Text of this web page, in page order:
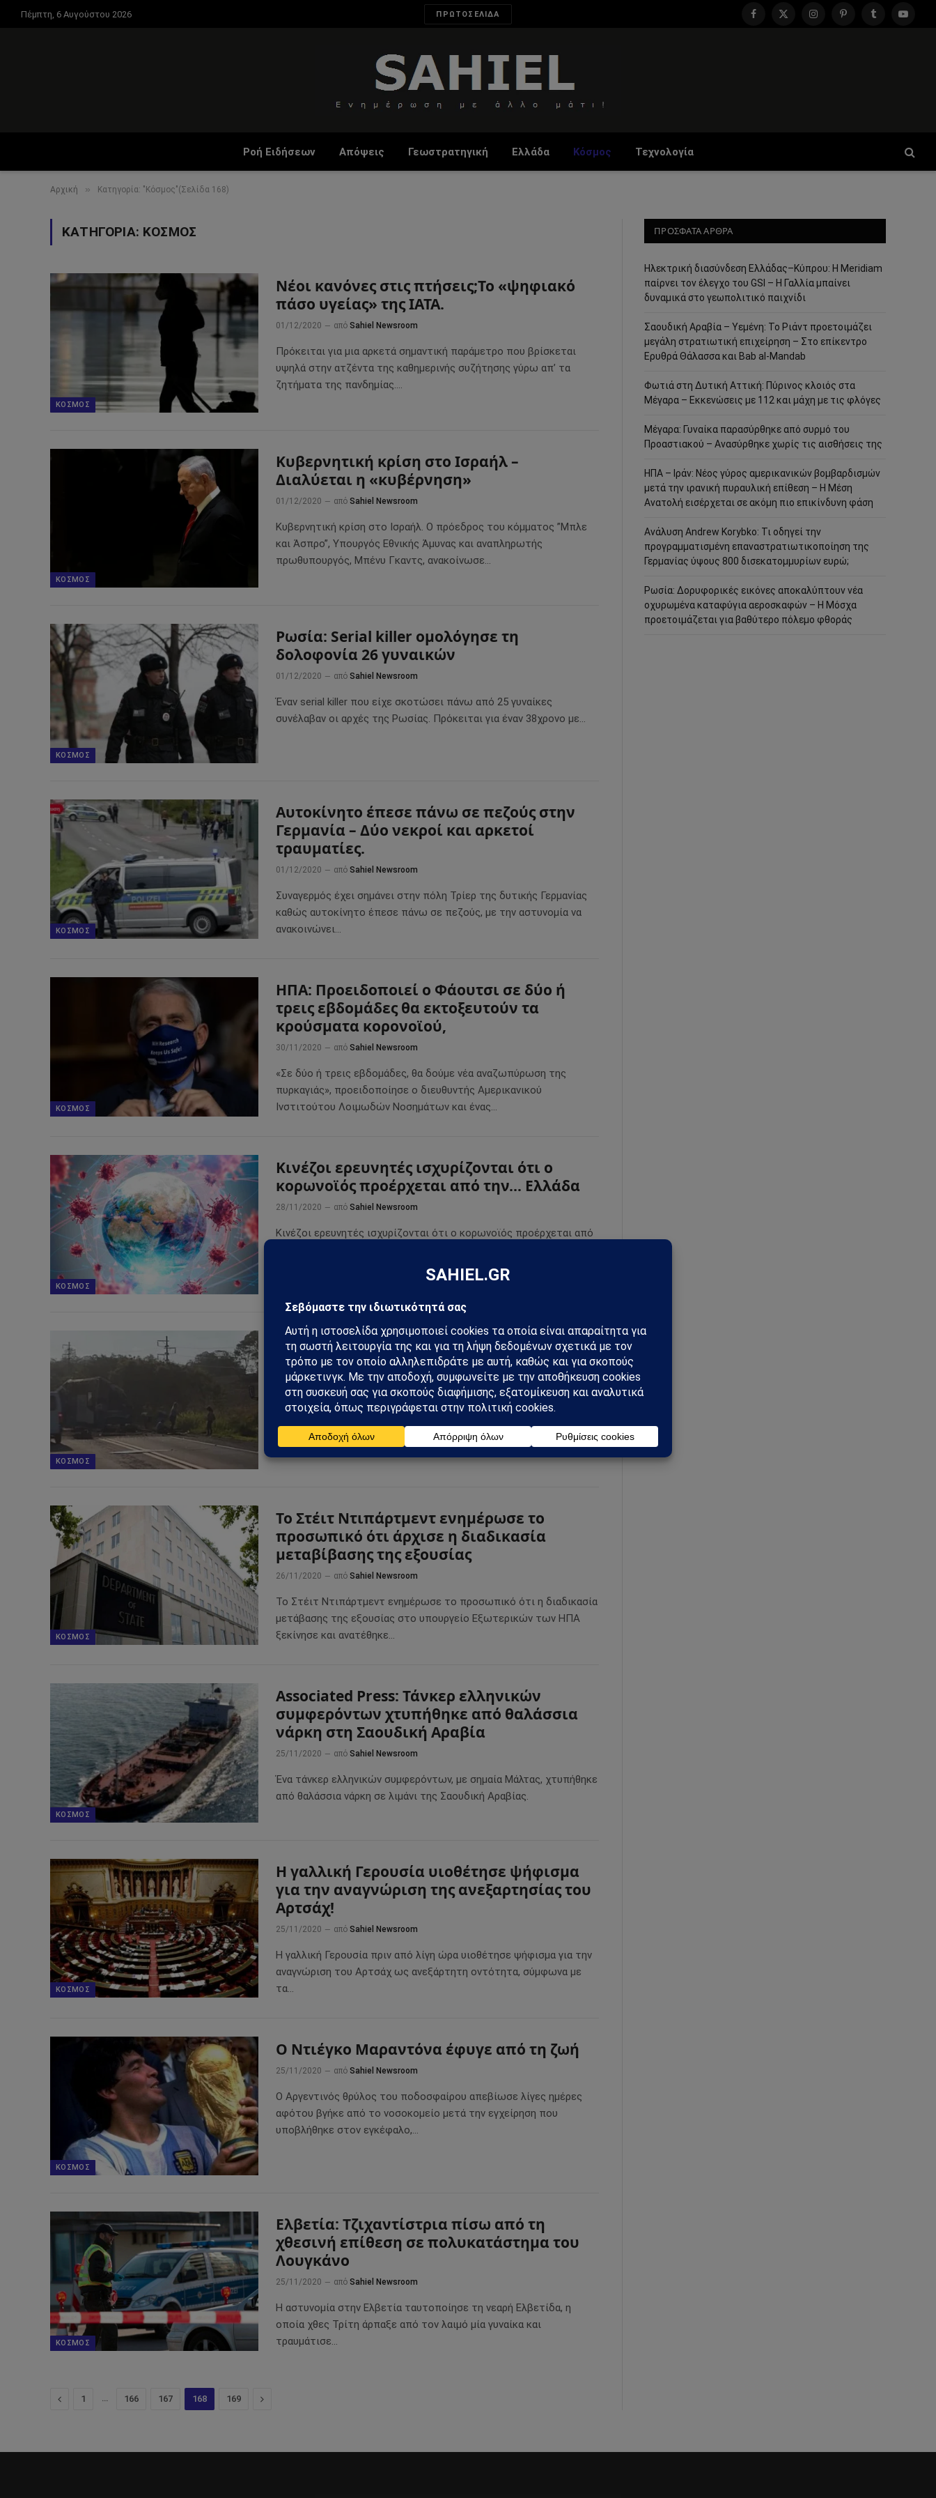
Πέμπτη, 6 Αυγούστου 2026 ΠΡΩΤΟΣΕΛΙΔΑ
Facebook
X
InstagramPinterestTumblr
Ροή Ειδήσεων Απόψεις Γεωστρατηγική Ελλάδα Κόσμος Τεχνολογία
Αρχική » Κατηγορία: "Κόσμος"(Σελίδα 168)
ΚΑΤΗΓΟΡΊΑ: ΚΌΣΜΟΣ
ΚΌΣΜΟΣ
Νέοι κανόνες στις πτήσεις;Το «ψηφιακό
πάσο υγείας» της ΙΑΤΑ.
01/12/2020 από Sahiel Newsroom
Πρόκειται για μια αρκετά σημαντική παράμετρο που βρίσκεται
υψηλά στην ατζέντα της καθημερινής συζήτησης γύρω απ’ τα
ζητήματα της πανδημίας.…
ΚΌΣΜΟΣ
Κυβερνητική κρίση στο Ισραήλ –
Διαλύεται η «κυβέρνηση»
01/12/2020 από Sahiel Newsroom
Κυβερνητική κρίση στο Ισραήλ. Ο πρόεδρος του κόμματος ”Μπλε
και Άσπρο”, Υπουργός Εθνικής Άμυνας και αναπληρωτής
πρωθυπουργός, Μπένυ Γκαντς, ανακοίνωσε…
ΚΌΣΜΟΣ
Ρωσία: Serial killer ομολόγησε τη
δολοφονία 26 γυναικών
01/12/2020 από Sahiel Newsroom
Έναν serial killer που είχε σκοτώσει πάνω από 25 γυναίκες
συνέλαβαν οι αρχές της Ρωσίας. Πρόκειται για έναν 38χρονο με…
ΚΌΣΜΟΣ
Αυτοκίνητο έπεσε πάνω σε πεζούς στην
Γερμανία – Δύο νεκροί και αρκετοί
τραυματίες.
01/12/2020 από Sahiel Newsroom
Συναγερμός έχει σημάνει στην πόλη Τρίερ της δυτικής Γερμανίας
καθώς αυτοκίνητο έπεσε πάνω σε πεζούς, με την αστυνομία να
ανακοινώνει…
ΚΌΣΜΟΣ
ΗΠΑ: Προειδοποιεί ο Φάουτσι σε δύο ή
τρεις εβδομάδες θα εκτοξευτούν τα
κρούσματα κορονοϊού,
30/11/2020 από Sahiel Newsroom
«Σε δύο ή τρεις εβδομάδες, θα δούμε νέα αναζωπύρωση της
πυρκαγιάς», προειδοποίησε ο διευθυντής Αμερικανικού
Ινστιτούτου Λοιμωδών Νοσημάτων και ένας…
ΚΌΣΜΟΣ
Κινέζοι ερευνητές ισχυρίζονται ότι ο
κορωνοϊός προέρχεται από την… Ελλάδα
28/11/2020 από Sahiel Newsroom
Κινέζοι ερευνητές ισχυρίζονται ότι ο κορωνοϊός προέρχεται από
ΚΌΣΜΟΣ
Βραζιλία: 41 νεκροί από σφοδρή
σύγκρουση λεωφορείου με φορτηγό
26/11/2020 από Sahiel Newsroom
Στους 41 ανέρχονται οι νεκροί και στους 10 οι τραυματίες από τη
σφοδρή σύγκρουση μεταξύ ενός λεωφορείου και ενός φορτηγού…
ΚΌΣΜΟΣ
Το Στέιτ Ντιπάρτμεντ ενημέρωσε το
προσωπικό ότι άρχισε η διαδικασία
μεταβίβασης της εξουσίας
26/11/2020 από Sahiel Newsroom
Το Στέιτ Ντιπάρτμεντ ενημέρωσε το προσωπικό ότι η διαδικασία
μετάβασης της εξουσίας στο υπουργείο Εξωτερικών των ΗΠΑ
ξεκίνησε και ανατέθηκε…
ΚΌΣΜΟΣ
Associated Press: Τάνκερ ελληνικών
συμφερόντων χτυπήθηκε από θαλάσσια
νάρκη στη Σαουδική Αραβία
25/11/2020 από Sahiel Newsroom
Ένα τάνκερ ελληνικών συμφερόντων, με σημαία Μάλτας, χτυπήθηκε
από θαλάσσια νάρκη σε λιμάνι της Σαουδική Αραβίας.
ΚΌΣΜΟΣ
Η γαλλική Γερουσία υιοθέτησε ψήφισμα
για την αναγνώριση της ανεξαρτησίας του
Αρτσάχ!
25/11/2020 από Sahiel Newsroom
Η γαλλική Γερουσία πριν από λίγη ώρα υιοθέτησε ψήφισμα για την
αναγνώριση του Αρτσάχ ως ανεξάρτητη οντότητα, σύμφωνα με
τα…
ΚΌΣΜΟΣ
Ο Ντιέγκο Μαραντόνα έφυγε από τη ζωή
25/11/2020 από Sahiel Newsroom
Ο Αργεντινός θρύλος του ποδοσφαίρου απεβίωσε λίγες ημέρες
αφότου βγήκε από το νοσοκομείο μετά την εγχείρηση που
υποβλήθηκε στον εγκέφαλο,…
ΚΌΣΜΟΣ
Ελβετία: Τζιχαντίστρια πίσω από τη
χθεσινή επίθεση σε πολυκατάστημα του
Λουγκάνο
25/11/2020 από Sahiel Newsroom
Η αστυνομία στην Ελβετία ταυτοποίησε τη νεαρή Ελβετίδα, η
οποία χθες Τρίτη άρπαξε από τον λαιμό μία γυναίκα και
τραυμάτισε…
Προηγούμενο
1 … 166 167 168 169 Επόμενο
ΠΡΟΣΦΑΤΑ ΑΡΘΡΑ
Ηλεκτρική διασύνδεση Ελλάδας–Κύπρου: Η Meridiam
παίρνει τον έλεγχο του GSI – Η Γαλλία μπαίνει
δυναμικά στο γεωπολιτικό παιχνίδι
Σαουδική Αραβία – Υεμένη: Το Ριάντ προετοιμάζει
μεγάλη στρατιωτική επιχείρηση – Στο επίκεντρο
Ερυθρά Θάλασσα και Bab al-Mandab
Φωτιά στη Δυτική Αττική: Πύρινος κλοιός στα
Μέγαρα – Εκκενώσεις με 112 και μάχη με τις φλόγες
Μέγαρα: Γυναίκα παρασύρθηκε από συρμό του
Προαστιακού – Ανασύρθηκε χωρίς τις αισθήσεις της
ΗΠΑ – Ιράν: Νέος γύρος αμερικανικών βομβαρδισμών
μετά την ιρανική πυραυλική επίθεση – Η Μέση
Ανατολή εισέρχεται σε ακόμη πιο επικίνδυνη φάση
Ανάλυση Andrew Korybko: Τι οδηγεί την
προγραμματισμένη επαναστρατιωτικοποίηση της
Γερμανίας ύψους 800 δισεκατομμυρίων ευρώ;
Ρωσία: Δορυφορικές εικόνες αποκαλύπτουν νέα
οχυρωμένα καταφύγια αεροσκαφών – Η Μόσχα
προετοιμάζεται για βαθύτερο πόλεμο φθοράς